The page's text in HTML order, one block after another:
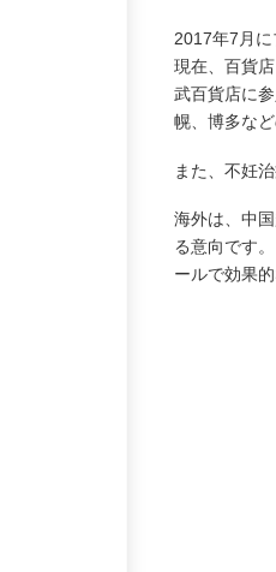
2017年7月に
現在、百貨
武百貨店に
幌、博多な
また、不妊
海外は、中
る意向です
ールで効果